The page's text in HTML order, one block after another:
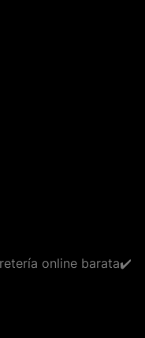
online barata✔️